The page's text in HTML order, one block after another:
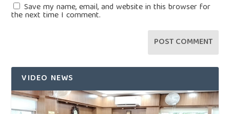
Save my name, email, and website in this browser for
the next time I comment.
VIDEO NEWS